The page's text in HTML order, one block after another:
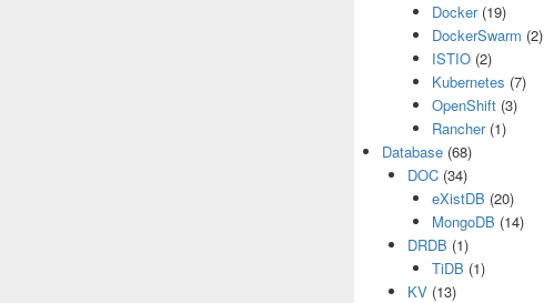
Docker(19)
DockerSwarm (2)
ISTIO (2)
Kubernetes (7)
OpenShift (3)
Rancher(1)
Database (68)
DOC(34)
eXistDB (20)
MongoDB (14)
DRDB (1)
TiDB (1)
KV(13)